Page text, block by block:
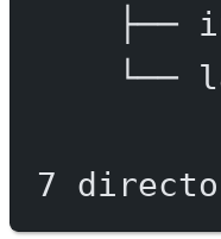
├──
└──
7